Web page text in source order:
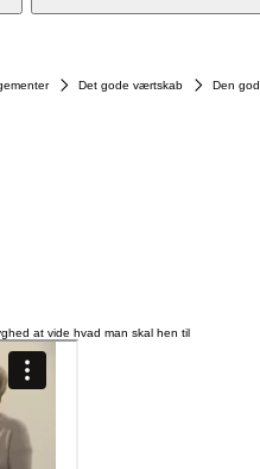
Det gode værtskab Den
at vide hvad man skal hen til